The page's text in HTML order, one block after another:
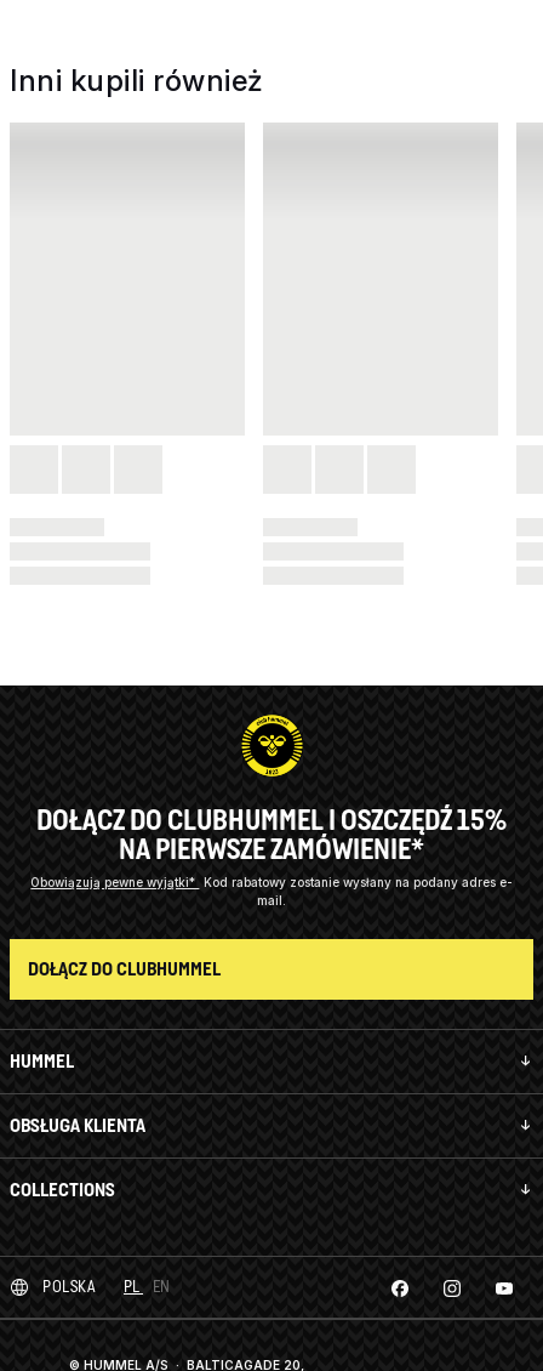
Inni kupili również
HUMMEL
OBSŁUGA KLIENTA
COLLECTIONS
DOŁĄCZ DO CLUBHUMMEL I OSZCZĘDŹ 15%
NA PIERWSZE ZAMÓWIENIE*
Obowiązują pewne wyjątki*
Kod rabatowy zostanie wysłany na podany adres e-
mail.
DOŁĄCZ DO CLUBHUMMEL
POLSKA PL EN
© HUMMEL A/S · BALTICAGADE 20,